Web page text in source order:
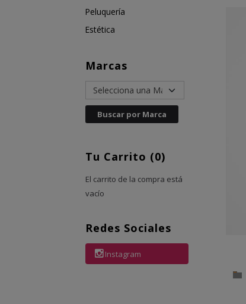
Peluquería
Estética
Marcas
Tu Carrito (0)
El carrito de la compra está
vacío
Redes Sociales
Instagram